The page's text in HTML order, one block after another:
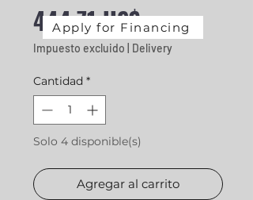
444,71 US$Precio
Impuesto excluido Delivery
Cantidad *
Solo 4 disponible(s)
Agregar al carrito
Apply for Financing